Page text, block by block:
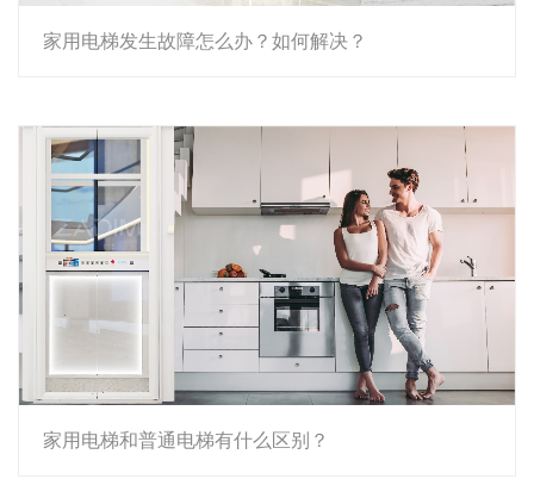
家用电梯发生故障怎么办？如何解决？
家用电梯和普通电梯有什么区别？